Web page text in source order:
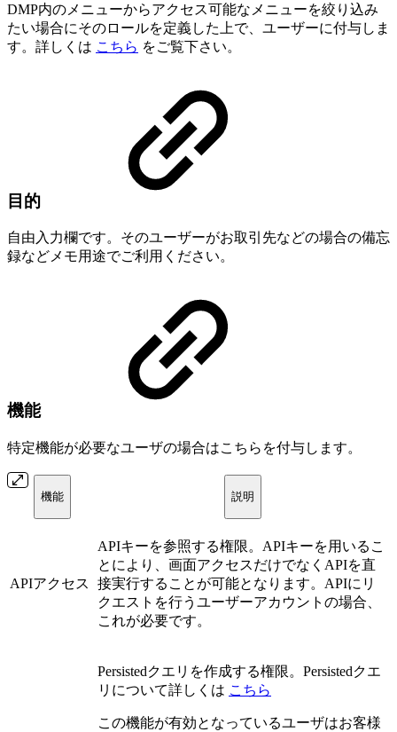
DMP内のメニューからアクセス可能なメニューを絞り込み
たい場合にそのロールを定義した上で、ユーザーに付与しま
す。詳しくは こちら をご覧下さい。
目的
自由入力欄です。そのユーザーがお取引先などの場合の備忘
録などメモ用途でご利用ください。
機能
特定機能が必要なユーザの場合はこちらを付与します。
機能 説明
APIアクセス
APIキーを参照する権限。APIキーを用いるこ
とにより、画面アクセスだけでなくAPIを直
接実行することが可能となります。APIにリ
クエストを行うユーザーアカウントの場合、
これが必要です。
Persistedクエリを作成する権限。Persistedクエ
リについて詳しくは こちら
この機能が有効となっているユーザはお客様